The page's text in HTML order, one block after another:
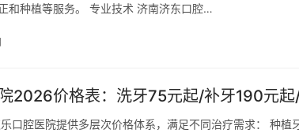
和种植等服务。 专业技术 济南济东口腔…
2026价格表：洗牙75元起/补牙190元起
口腔医院提供多层次价格体系，满足不同治疗需求： 种